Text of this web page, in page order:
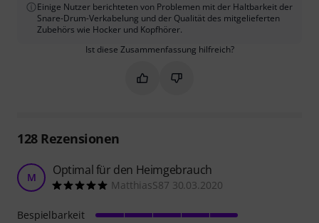
Einige Nutzer berichteten von Problemen mit der Haltbarkeit der
Snare-Drum-Verkabelung und der Qualität des mitgelieferten
Zubehörs wie Hocker und Kopfhörer.
Ist diese Zusammenfassung hilfreich?
Markieren Sie diese
Markieren Sie diese
128Rezensionen
M Optimal für den Heimgebrauch
MatthiasS87 30.03.2020
Bespielbarkeit